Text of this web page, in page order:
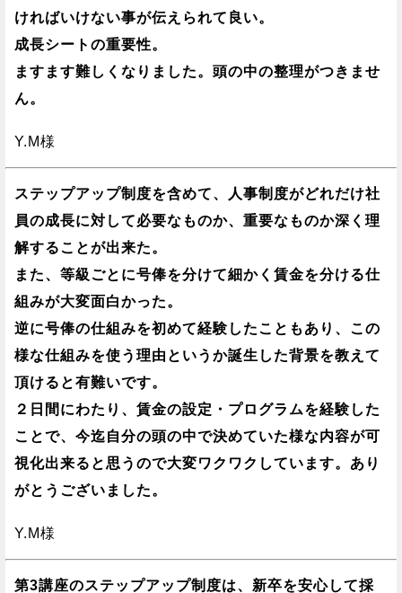
ければいけない事が伝えられて良い。
成長シートの重要性。
ますます難しくなりました。頭の中の整理がつきませ
ん。
Y.M様
ステップアップ制度を含めて、人事制度がどれだけ社
員の成長に対して必要なものか、重要なものか深く理
解することが出来た。
また、等級ごとに号俸を分けて細かく賃金を分ける仕
組みが大変面白かった。
逆に号俸の仕組みを初めて経験したこともあり、この
様な仕組みを使う理由というか誕生した背景を教えて
頂けると有難いです。
２日間にわたり、賃金の設定・プログラムを経験した
ことで、今迄自分の頭の中で決めていた様な内容が可
視化出来ると思うので大変ワクワクしています。あり
がとうございました。
Y.M様
第3講座のステップアップ制度は、新卒を安心して採